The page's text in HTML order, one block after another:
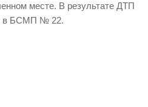
месте. В результате ДТП
в БСМП № 22.